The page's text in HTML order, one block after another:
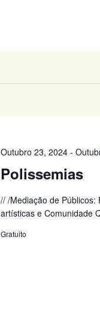
Polissemias
Outubro 23, 2024 -
// /Mediação de
artísticas e Comunidade
Gratuito